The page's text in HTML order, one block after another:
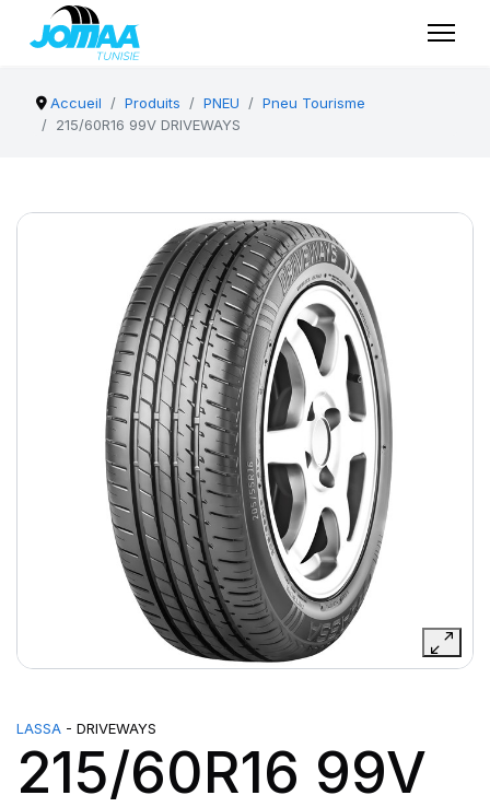
Accueil Produits PNEU
Pneu Tourisme
215/60R16 99V DRIVEWAYS
LASSA - DRIVEWAYS
215/60R16 99V